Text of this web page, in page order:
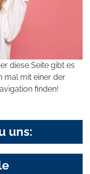
diese Seite gibt es
mal mit einer der
finden!
uns: